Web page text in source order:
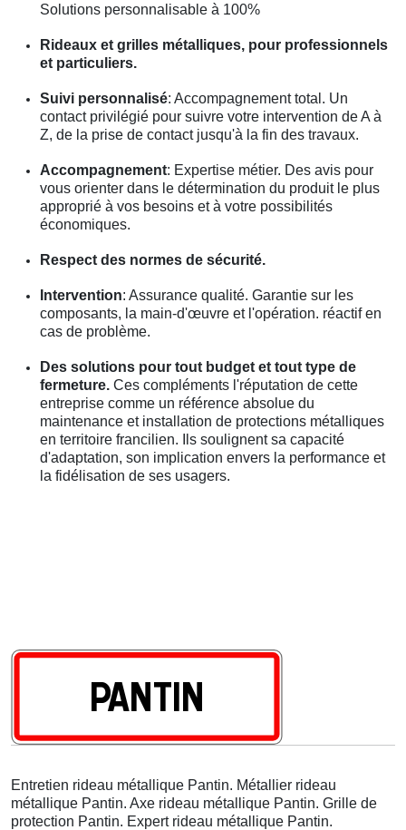
Solutions personnalisable à 100%
Rideaux et grilles métalliques, pour professionnels
et particuliers.
Suivi personnalisé: Accompagnement total. Un
contact privilégié pour suivre votre intervention de A à
Z, de la prise de contact jusqu'à la fin des travaux.
Accompagnement: Expertise métier. Des avis pour
vous orienter dans le détermination du produit le plus
approprié à vos besoins et à votre possibilités
économiques.
Respect des normes de sécurité.
Intervention: Assurance qualité. Garantie sur les
composants, la main-d'œuvre et l'opération. réactif en
cas de problème.
Des solutions pour tout budget et tout type de
fermeture. Ces compléments l'réputation de cette
entreprise comme un référence absolue du
maintenance et installation de protections métalliques
en territoire francilien. Ils soulignent sa capacité
d'adaptation, son implication envers la performance et
la fidélisation de ses usagers.
Entretien rideau métallique Pantin. Métallier rideau
métallique Pantin. Axe rideau métallique Pantin. Grille de
protection Pantin. Expert rideau métallique Pantin.